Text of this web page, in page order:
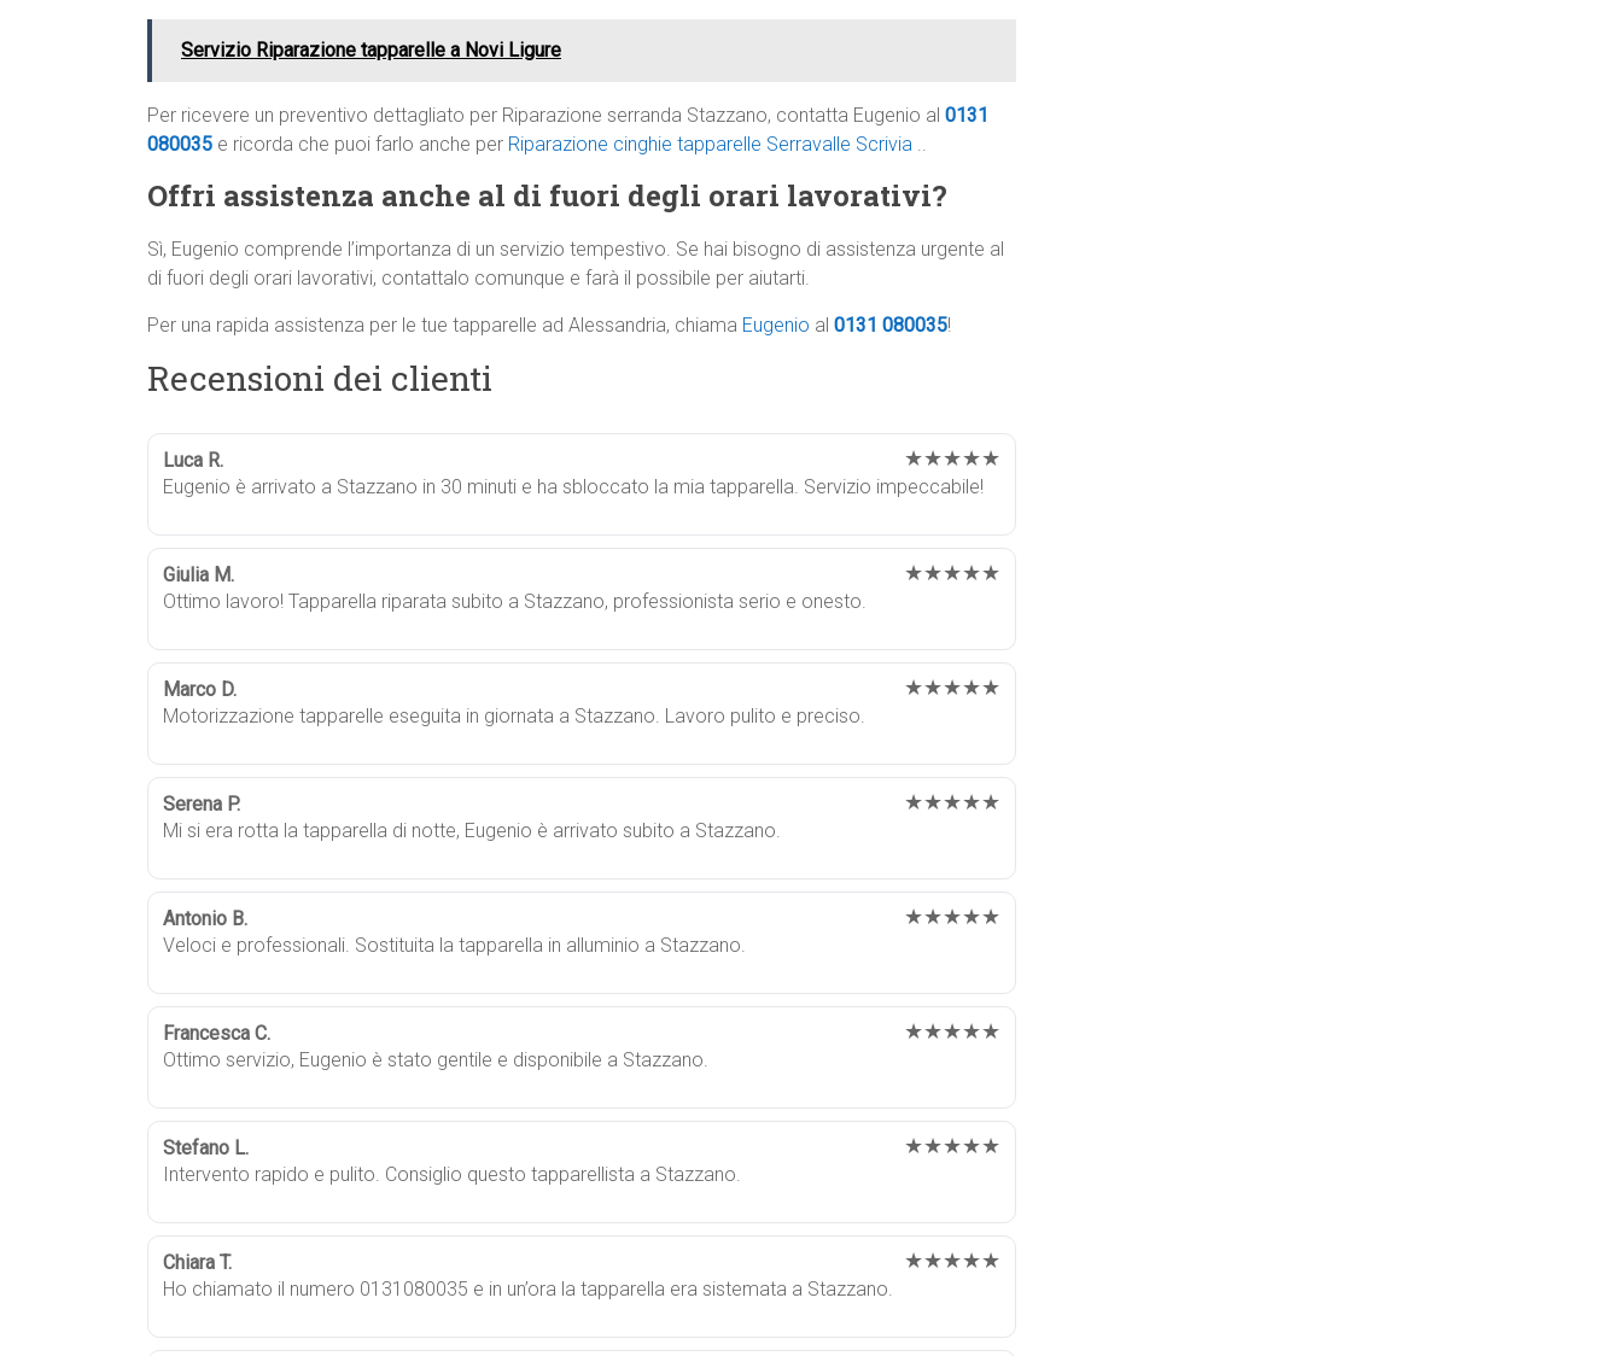
Servizio Riparazione tapparelle a Novi Ligure
Per ricevere un preventivo dettagliato per Riparazione serranda Stazzano, contatta Eugenio al 0131
080035 e ricorda che puoi farlo anche per Riparazione cinghie tapparelle Serravalle Scrivia ..
Offri assistenza anche al di fuori degli orari lavorativi?
Sì, Eugenio comprende l’importanza di un servizio tempestivo. Se hai bisogno di assistenza urgente al
di fuori degli orari lavorativi, contattalo comunque e farà il possibile per aiutarti.
Per una rapida assistenza per le tue tapparelle ad Alessandria, chiama Eugenio al 0131 080035!
Recensioni dei clienti
Luca R. ★★★★★
Eugenio è arrivato a Stazzano in 30 minuti e ha sbloccato la mia tapparella. Servizio impeccabile!
Giulia M. ★★★★★
Ottimo lavoro! Tapparella riparata subito a Stazzano, professionista serio e onesto.
Marco D. ★★★★★
Motorizzazione tapparelle eseguita in giornata a Stazzano. Lavoro pulito e preciso.
Serena P. ★★★★★
Mi si era rotta la tapparella di notte, Eugenio è arrivato subito a Stazzano.
Antonio B. ★★★★★
Veloci e professionali. Sostituita la tapparella in alluminio a Stazzano.
Francesca C. ★★★★★
Ottimo servizio, Eugenio è stato gentile e disponibile a Stazzano.
Stefano L. ★★★★★
Intervento rapido e pulito. Consiglio questo tapparellista a Stazzano.
Chiara T. ★★★★★
Ho chiamato il numero 0131080035 e in un’ora la tapparella era sistemata a Stazzano.